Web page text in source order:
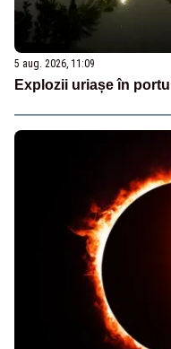
5 aug. 2026, 11:09
Explozii uriașe în